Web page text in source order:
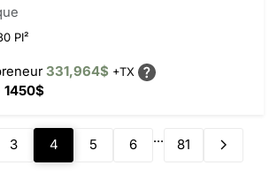
PI²
331,964$ +TX
1450$
3 4 5 6 ... 81